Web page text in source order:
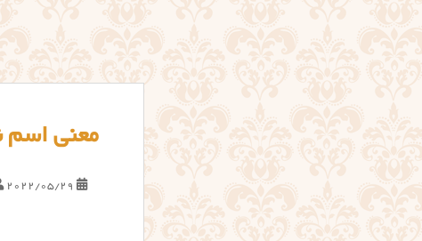
معنی اسم
2022/05/29